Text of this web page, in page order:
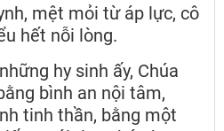
mệt mỏi từ áp lực, cô
hết nỗi lòng.
hy sinh ấy, Chúa
bình an nội tâm,
tinh thần, bằng một